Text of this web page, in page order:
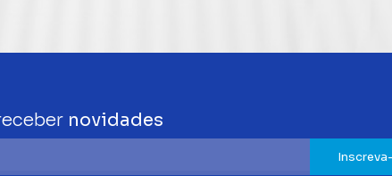
novidades